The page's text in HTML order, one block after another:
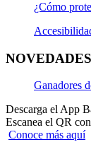
¿Cómo
NOVEDADES
Ganadores
Descarga el App
Escanea el QR
Conoce más aquí